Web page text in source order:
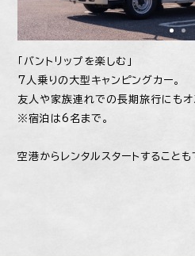
「バントリップを楽しむ」
7人乗りの大型キャンピングカー。
友人や家族連れでの長期旅行にもオ
※宿泊は6名まで。
空港からレンタルスタートすること